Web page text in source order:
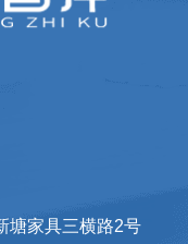
塘家具三横路2号